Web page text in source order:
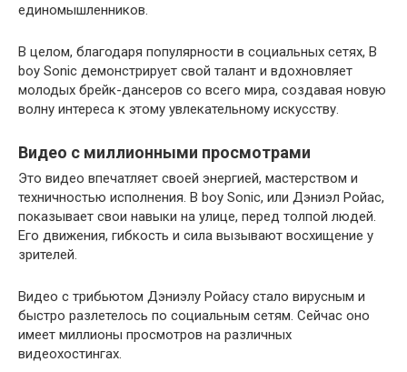
единомышленников.
В целом, благодаря популярности в социальных сетях, B
boy Sonic демонстрирует свой талант и вдохновляет
молодых брейк-дансеров со всего мира, создавая новую
волну интереса к этому увлекательному искусству.
Видео с миллионными просмотрами
Это видео впечатляет своей энергией, мастерством и
техничностью исполнения. B boy Sonic, или Дэниэл Ройас,
показывает свои навыки на улице, перед толпой людей.
Его движения, гибкость и сила вызывают восхищение у
зрителей.
Видео с трибьютом Дэниэлу Ройасу стало вирусным и
быстро разлетелось по социальным сетям. Сейчас оно
имеет миллионы просмотров на различных
видеохостингах.